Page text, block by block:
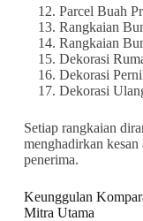
Parcel Buah
Rangkaian
Rangkaian
Dekorasi
Dekorasi
Dekorasi
Setiap rangkaian
menghadirkan
penerima.
Keunggulan
Mitra Utama